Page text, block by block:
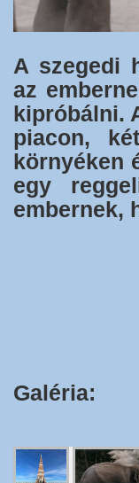
A szegedi
az
kipróbálni.
piacon,
környéken
egy
embernek,
Galéria: